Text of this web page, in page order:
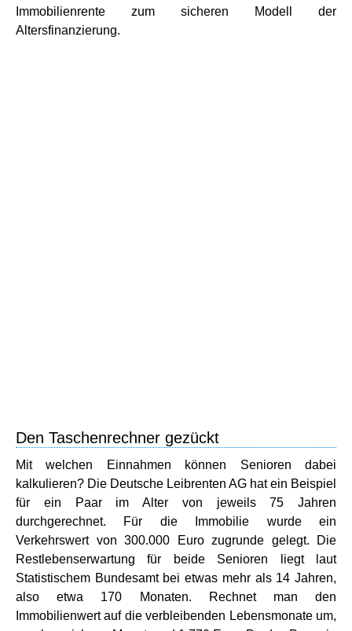
Immobilienrente zum sicheren Modell der
Altersfinanzierung.
Den Taschenrechner gezückt
Mit welchen Einnahmen können Senioren dabei
kalkulieren? Die Deutsche Leibrenten AG hat ein Beispiel
für ein Paar im Alter von jeweils 75 Jahren
durchgerechnet. Für die Immobilie wurde ein
Verkehrswert von 300.000 Euro zugrunde gelegt. Die
Restlebenserwartung für beide Senioren liegt laut
Statistischem Bundesamt bei etwas mehr als 14 Jahren,
also etwa 170 Monaten. Rechnet man den
Immobilienwert auf die verbleibenden Lebensmonate um,